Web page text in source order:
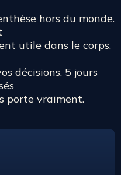
hors du monde.
utile dans le corps,
décisions. 5 jours
porte vraiment.